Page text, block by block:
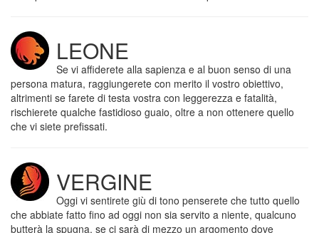
LEONE
Se vi affiderete alla sapienza e al buon senso di una
persona matura, raggiungerete con merito il vostro obiettivo,
altrimenti se farete di testa vostra con leggerezza e fatalità,
rischierete qualche fastidioso guaio, oltre a non ottenere quello
che vi siete prefissati.
VERGINE
Oggi vi sentirete giù di tono penserete che tutto quello
che abbiate fatto fino ad oggi non sia servito a niente, qualcuno
butterà la spugna, se ci sarà di mezzo un argomento dove